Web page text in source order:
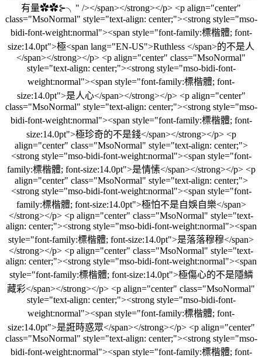
有量✿✿⊱╮" /></span></strong></p> <p align="center"
class="MsoNormal" style="text-align: center;"><strong style="mso-
bidi-font-weight:normal"><span style="font-family:標楷體; font-
size:14.0pt">極<span lang="EN-US">Ruthless </span>的不是人
</span></strong></p> <p align="center" class="MsoNormal"
style="text-align: center;"><strong style="mso-bidi-font-
weight:normal"><span style="font-family:標楷體; font-
size:14.0pt">是人心</span></strong></p> <p align="center"
class="MsoNormal" style="text-align: center;"><strong style="mso-
bidi-font-weight:normal"><span style="font-family:標楷體; font-
size:14.0pt">極珍奇的不是錢</span></strong></p> <p
align="center" class="MsoNormal" style="text-align: center;">
<strong style="mso-bidi-font-weight:normal"><span style="font-
family:標楷體; font-size:14.0pt">是情愫</span></strong></p> <p
align="center" class="MsoNormal" style="text-align: center;">
<strong style="mso-bidi-font-weight:normal"><span style="font-
family:標楷體; font-size:14.0pt">極怕不是自娛自樂</span>
</strong></p> <p align="center" class="MsoNormal" style="text-
align: center;"><strong style="mso-bidi-font-weight:normal"><span
style="font-family:標楷體; font-size:14.0pt">是落落穆穆</span>
</strong></p> <p align="center" class="MsoNormal" style="text-
align: center;"><strong style="mso-bidi-font-weight:normal"><span
style="font-family:標楷體; font-size:14.0pt">極傷心的不是隱鱗
藏彩</span></strong></p> <p align="center" class="MsoNormal"
style="text-align: center;"><strong style="mso-bidi-font-
weight:normal"><span style="font-family:標楷體; font-
size:14.0pt">是誑時惑眾</span></strong></p> <p align="center"
class="MsoNormal" style="text-align: center;"><strong style="mso-
bidi-font-weight:normal"><span style="font-family:標楷體; font-